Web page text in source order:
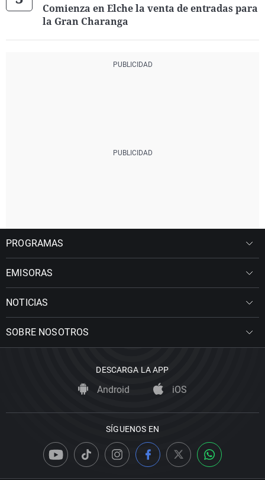
Comienza en Elche la venta de entradas para
la Gran Charanga
PROGRAMAS
EMISORAS
NOTICIAS
SOBRE NOSOTROS
DESCARGA LA APP
Android iOS
SÍGUENOS EN